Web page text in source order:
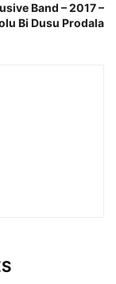
Band – 2017 –
Bi Dusu Prodala